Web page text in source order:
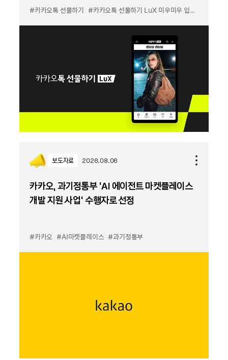
#카카오톡 선물하기 #카카오톡 선물하기 LuX 미우미우 입점
보도자료 2026.08.06
카카오, 과기정통부 ‘AI 에이전트 마켓플레이스
개발 지원 사업’ 수행자로 선정
#카카오 #AI마켓플레이스 #과기정통부